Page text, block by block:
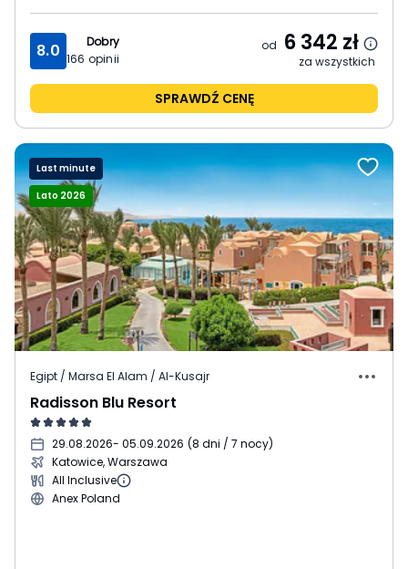
8.0
Dobry
166 opinii
od 6 342 zł
za wszystkich
SPRAWDŹ CENĘ
Last minute
Lato 2026
Egipt / Marsa El Alam / Al-Kusajr
Radisson Blu Resort
29.08.2026- 05.09.2026 (8 dni / 7 nocy)
Katowice, Warszawa
All Inclusive
Anex Poland